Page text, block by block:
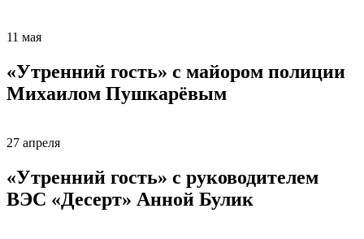
11 мая
«Утренний гость» с майором полиции
Михаилом Пушкарёвым
27 апреля
«Утренний гость» с руководителем
ВЭС «Десерт» Анной Булик